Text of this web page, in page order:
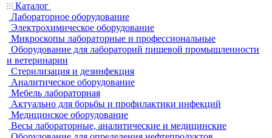
Каталог
Лабораторное оборудование
Электрохимическое оборудование
Микроскопы лабораторные и профессиональные
Оборудование для лабораторий пищевой промышленности
и ветеринарии
Стерилизация и дезинфекция
Аналитическое оборудование
Мебель лабораторная
Актуально для борьбы и профилактики инфекций
Медицинское оборудование
Весы лабораторные, аналитические и медицинские